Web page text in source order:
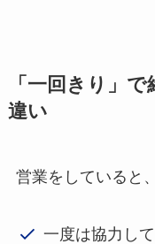
「一回きり」
違い
営業をしていると、
一度は協力し